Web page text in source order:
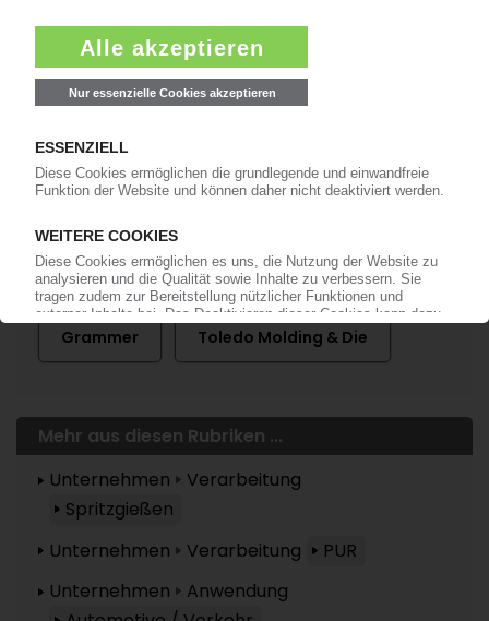
Jetzt kostenlos testen
Bereits KI-Abonnent? Jetzt
anmelden!
Mehr zu ...
Grammer Toledo Molding & Die
Mehr aus diesen Rubriken ...
Unternehmen
Verarbeitung
Spritzgießen
Unternehmen
Verarbeitung
PUR
Unternehmen
Anwendung